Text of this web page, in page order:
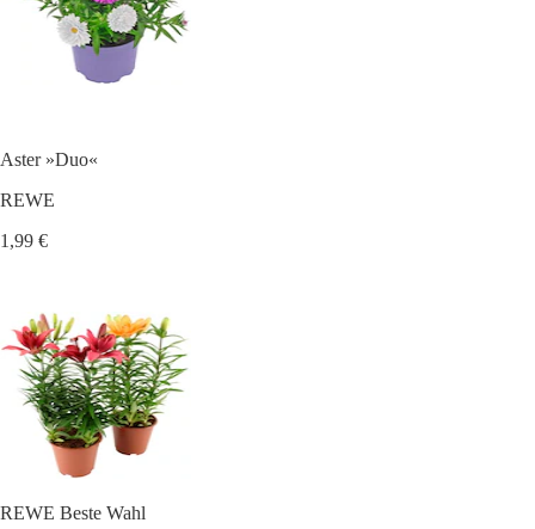
Aster »Duo«
REWE
1,99 €
REWE Beste Wahl